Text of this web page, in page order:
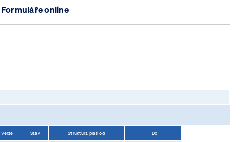
Formuláře online
Verze Stav Struktura platí od Do